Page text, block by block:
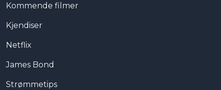
Kommende filmer
Kjendiser
Netflix
James Bond
Strømmetips